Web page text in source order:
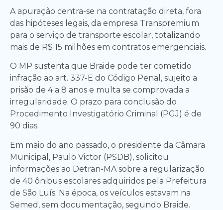
A apuração centra-se na contratação direta, fora
das hipóteses legais, da empresa Transpremium
para o serviço de transporte escolar, totalizando
mais de R$ 15 milhões em contratos emergenciais.
O MP sustenta que Braide pode ter cometido
infração ao art. 337-E do Código Penal, sujeito a
prisão de 4 a 8 anos e multa se comprovada a
irregularidade. O prazo para conclusão do
Procedimento Investigatório Criminal (PGJ) é de
90 dias.
Em maio do ano passado, o presidente da Câmara
Municipal, Paulo Victor (PSDB), solicitou
informações ao Detran-MA sobre a regularização
de 40 ônibus escolares adquiridos pela Prefeitura
de São Luís. Na época, os veículos estavam na
Semed, sem documentação, segundo Braide.